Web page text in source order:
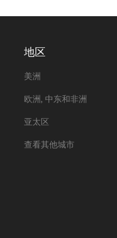
地区
美洲
欧洲, 中东和非洲
亚太区
查看其他城市